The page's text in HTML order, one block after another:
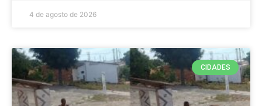
4 de agosto de 2026
CIDADES